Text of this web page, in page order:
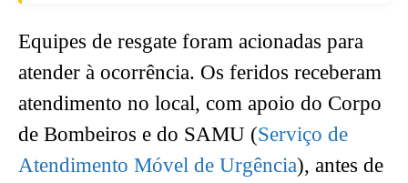
Equipes de resgate foram acionadas para
atender à ocorrência. Os feridos receberam
atendimento no local, com apoio do Corpo
de Bombeiros e do SAMU (Serviço de
Atendimento Móvel de Urgência), antes de